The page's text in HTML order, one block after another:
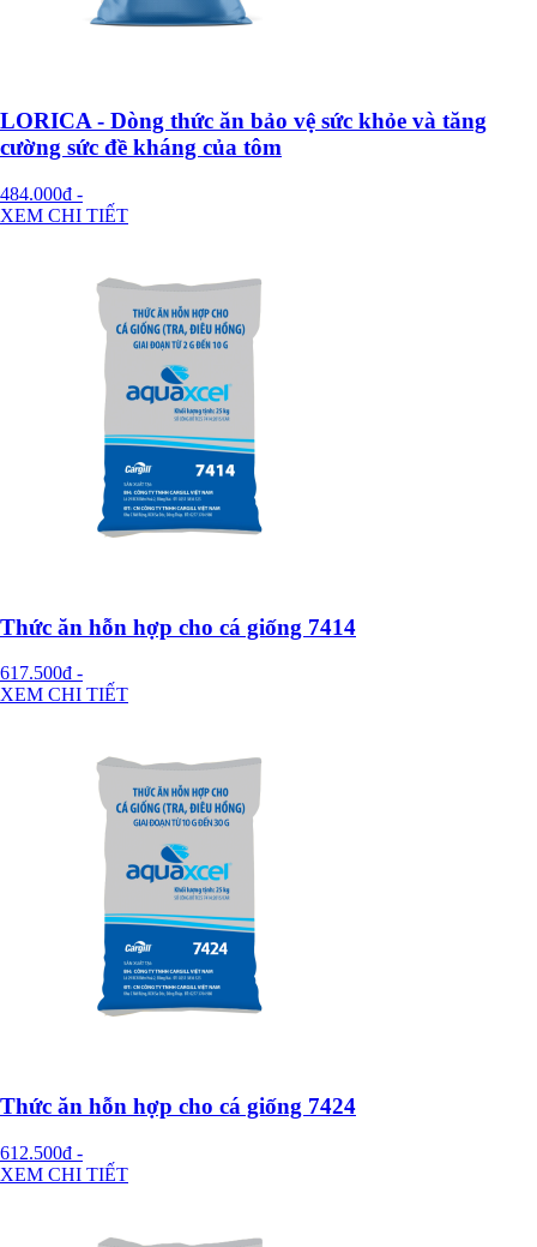
LORICA - Dòng thức ăn bảo vệ sức khỏe và tăng
cường sức đề kháng của tôm
484.000đ -
XEM CHI TIẾT
Thức ăn hỗn hợp cho cá giống 7414
617.500đ -
XEM CHI TIẾT
Thức ăn hỗn hợp cho cá giống 7424
612.500đ -
XEM CHI TIẾT